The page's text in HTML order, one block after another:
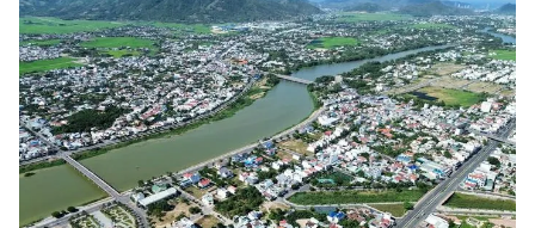
Theo dõi báo trên
Hotline
0906 645 777
Liên hệ quảng cáo
0908 780 404
Đặt báo Quảng cáo RSS Tòa soạn Chính sách bảo